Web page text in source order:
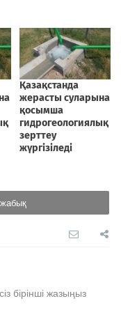
бірінші жазыңыз